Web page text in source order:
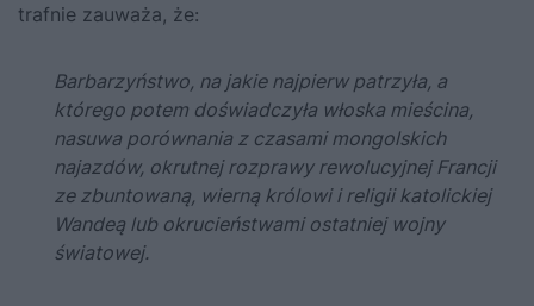
trafnie zauważa, że:
Barbarzyństwo, na jakie najpierw patrzyła, a
którego potem doświadczyła włoska mieścina,
nasuwa porównania z czasami mongolskich
najazdów, okrutnej rozprawy rewolucyjnej Francji
ze zbuntowaną, wierną królowi i religii katolickiej
Wandeą lub okrucieństwami ostatniej wojny
światowej.